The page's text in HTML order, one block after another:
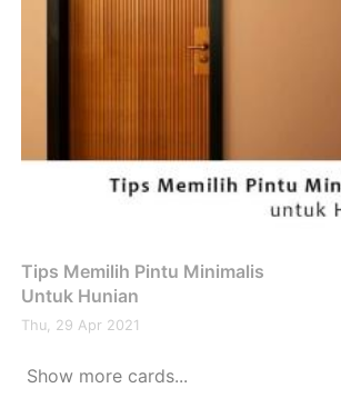
Tips Memilih Pintu Minimalis
Untuk Hunian
Thu, 29 Apr 2021
Show more cards...